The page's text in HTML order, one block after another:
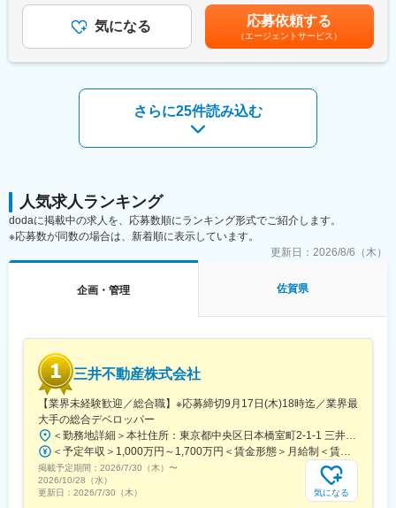
必要不可欠です。グローバルサプライチェーンの調達安定化やコ
ストダウンという重要なミッションの達成に向けた部門強化フェ
ーズのため、業務改善・改革にも主体的に関与できます。調達の
プロフェッショナルとしてスキルを高められる環境です。
■企業特徴：
1997年の創業以来、トクホ（特定保健用食品）の取得件数が200
件を越え、また売上も152億円を突破し拡大しています。全ては
健康食品・化粧品のメーカーでありながら、医薬品製造の厳しい
変更の範囲：会社の定める業務
スから事業の基盤を支える役割となります。
・発注・納期管理、検収・支払処理
・新規サプライヤーの開拓・評価
ご経験やスキルに応じ、まずは購買の基礎となる業務からスター
将来的には購買品のカテゴリを担当していただき、コスト削減や
■働き方
・出張はほとんど発生しません。
・残業は20時間以下で、働きやすい環境です。
鳥栖にて、管理職を目指していただくキャリアなど、ご自身によ
■当社の魅力
・スマートフォン、EV、AI機器に欠かせない電子材料メーカー。
主力のニッケル内部電極材料は世界トップクラスのシェアを誇
り、最先端技術を支える存在です。
・近年は毎年約100億円規模の売上成長、福岡県糸島市に新事業
所を開設するなど積極投資中です。
・アメリカなど海外3か国に拠点を展開。半導体、車載、次世代デ
ィスプレイ分野への投資を進めており、今後も成長が期待されま
す。
・中途採用比率は20％超。メンター制度や研修制度、資格取得支
援、中途入社者でも早期に活躍・キャリアアップできる風土で
す◇昇給／年1回（4月）◇賞与／年2回（6月・12月）賃金はあく
までも目安の金額であり、選考を通じて上下する可能性がありま
す。月給(月額)は固定手当を含めた表記です。
気になる 応募依頼する
（エージェントサービス）
さらに25件読み込む
人気求人ランキング
dodaに掲載中の求人を、応募数順にランキング形式でご紹介します。
※応募数が同数の場合は、新着順に表示しています。
更新日： 2026/8/6（木）
企画・管理 佐賀県
三井不動産株式会社
【業界未経験歓迎／総合職】※応募締切9月17日(木)18時迄／業界最
大手の総合デベロッパー
＜勤務地詳細＞本社住所：東京都中央区日本橋室町2-1-1 三井本館勤務地最寄駅：東京メトロ銀座線・半蔵門線／三越前駅受動喫煙対策：屋内全面禁煙変更の範囲：会社の定める事業所（リモートワーク含む）
＜予定年収＞1,000万円～1,700万円＜賃金形態＞月給制＜賃金内訳＞月額（基本給）：470,000円～800,000円＜月給＞470,000円～800,000円＜昇給有無＞有＜残業手当＞有＜給与補足＞※経験に応ず※上記年収は基礎給与・賞与（2回）を含む。時間外勤務手当・諸手当別途支給。※あくまでモデルケースであり、実際の年収とは異なる可能性があります。処遇条件の詳細は内定後のオファー面談にてご説明いたします。賃金はあくまでも目安の金額であり、選考を通じて上下する可能性があります。月給(月額)は固定手当を含めた表記です。
掲載予定期間： 2026/7/30（木） 〜
2026/10/28（水）
更新日： 2026/7/30（木） 気になる